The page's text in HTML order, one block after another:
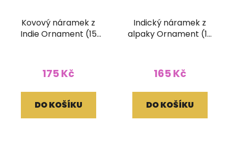
Kovový náramek z
Indie Ornament (15
175 Kč
DO KOŠÍKU
Indický náramek z
alpaky Ornament (10
165 Kč
DO KOŠÍKU